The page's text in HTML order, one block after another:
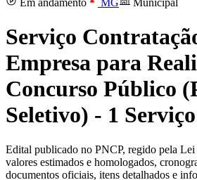
Em andamento MG Municipal
Serviço
Empresa para
Concurso Público
Seletivo) - 1 Serviço
Edital publicado no PNCP, regido pela
valores estimados e homologados,
documentos oficiais, itens detalhados e